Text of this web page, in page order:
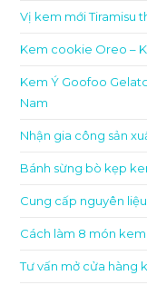
Vị kem mới Tiramisu
Kem cookie Oreo –
Kem Ý Goofoo
Nam
Nhận gia công sản
Bánh sừng bò kẹp
Cung cấp nguyên
Cách làm 8 món
Tư vấn mở cửa hàng